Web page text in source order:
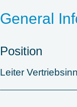
General
Position
Leiter